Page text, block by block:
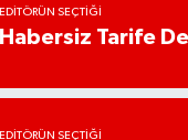
EDITÖRÜN SEÇTIĞI
Habersiz Tarife
EDITÖRÜN SEÇTIĞI